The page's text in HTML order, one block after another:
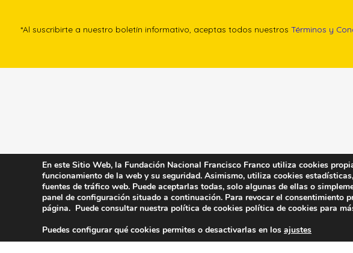
*Al suscribirte a nuestro boletín informativo, aceptas todos nuestros Términos y
En este Sitio Web, la Fundación Nacional Francisco Franco utiliza cookies
funcionamiento de la web y su seguridad. Asimismo, utiliza cookies
fuentes de tráfico web. Puede aceptarlas todas, solo algunas de ellas o
panel de configuración situado a continuación. Para revocar el consentimiento
página. Puede consultar nuestra política de cookies política de cookies para
Puedes configurar qué cookies permites o desactivarlas en los ajustes